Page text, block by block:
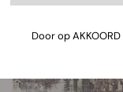
Door op